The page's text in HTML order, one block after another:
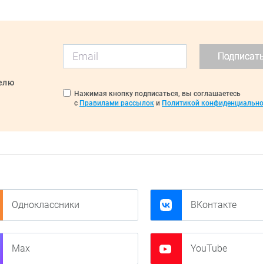
Нажимая кнопку подписаться, вы соглашаетесь
с Правилами рассылок и Политикой
Одноклассники ВКонтакте
Max YouTube